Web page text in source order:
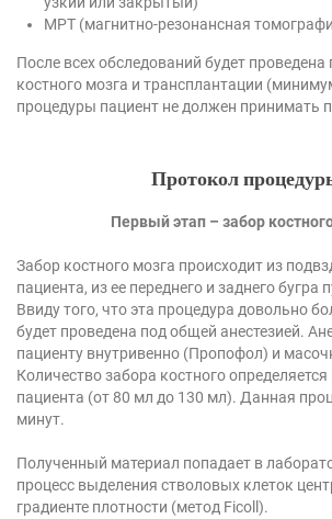
МРТ (магнитно-резонансная
После всех обследований будет проведена
костного мозга и трансплантации
процедуры пациент не должен принимать
Протокол
Первый этап – забор
Забор костного мозга происходит из
пациента, из ее переднего и заднего бугра
Ввиду того, что эта процедура довольно
будет проведена под общей анестезией.
пациенту внутривенно (Пропофол) и
Количество забора костного
пациента (от 80 мл до 130 мл). Данная
минут.
Полученный материал попадает в
процесс выделения стволовых клеток
градиенте плотности (метод Ficoll).